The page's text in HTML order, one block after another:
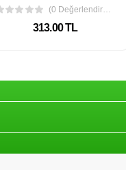
(0 Değerlendirme)
313.00 TL